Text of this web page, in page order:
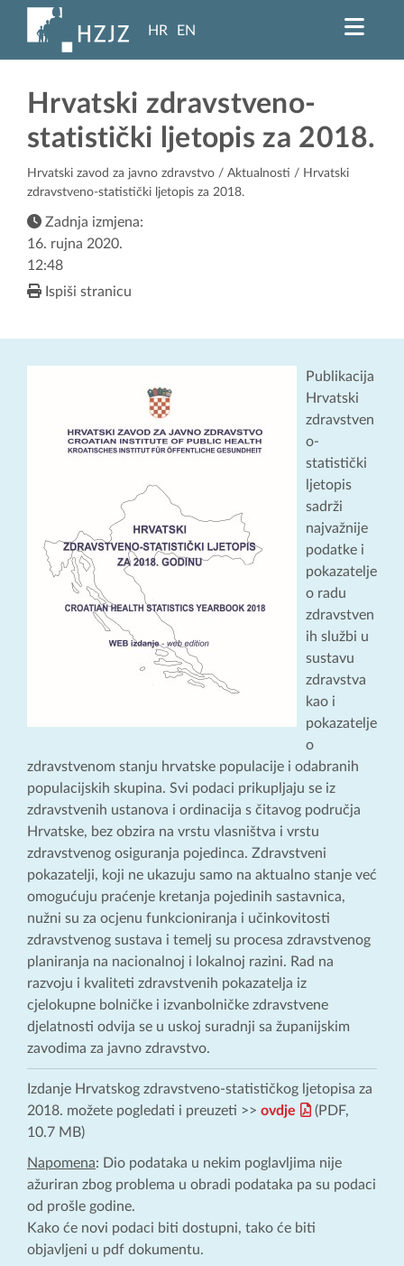
HR EN
Hrvatski zdravstveno-
statistički ljetopis za 2018.
Hrvatski zavod za javno zdravstvo / Aktualnosti / Hrvatski
zdravstveno-statistički ljetopis za 2018.
Zadnja izmjena:
16. rujna 2020.
12:48
Ispiši stranicu
Publikacija
Hrvatski
zdravstven
o-
statistički
ljetopis
sadrži
najvažnije
podatke i
pokazatelje
o radu
zdravstven
ih službi u
sustavu
zdravstva
kao i
pokazatelje
o
zdravstvenom stanju hrvatske populacije i odabranih
populacijskih skupina. Svi podaci prikupljaju se iz
zdravstvenih ustanova i ordinacija s čitavog područja
Hrvatske, bez obzira na vrstu vlasništva i vrstu
zdravstvenog osiguranja pojedinca. Zdravstveni
pokazatelji, koji ne ukazuju samo na aktualno stanje već
omogućuju praćenje kretanja pojedinih sastavnica,
nužni su za ocjenu funkcioniranja i učinkovitosti
zdravstvenog sustava i temelj su procesa zdravstvenog
planiranja na nacionalnoj i lokalnoj razini. Rad na
razvoju i kvaliteti zdravstvenih pokazatelja iz
cjelokupne bolničke i izvanbolničke zdravstvene
djelatnosti odvija se u uskoj suradnji sa županijskim
zavodima za javno zdravstvo.
Izdanje Hrvatskog zdravstveno-statističkog ljetopisa za
2018. možete pogledati i preuzeti >> ovdje
(PDF,
10.7 MB)
Napomena: Dio podataka u nekim poglavljima nije
ažuriran zbog problema u obradi podataka pa su podaci
od prošle godine.
Kako će novi podaci biti dostupni, tako će biti
objavljeni u pdf dokumentu.